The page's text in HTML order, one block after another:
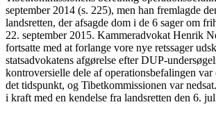
september 2014 (s. 225), men han fremlagde
landsretten, der afsagde dom i de 6 sager om
22. september 2015. Kammeradvokat Henrik
fortsatte med at forlange vore nye retssager
statsadvokatens afgørelse efter DUP-
kontroversielle dele af operationsbefalingen
det tidspunkt, og Tibetkommissionen var
i kraft med en kendelse fra landsretten den 6.